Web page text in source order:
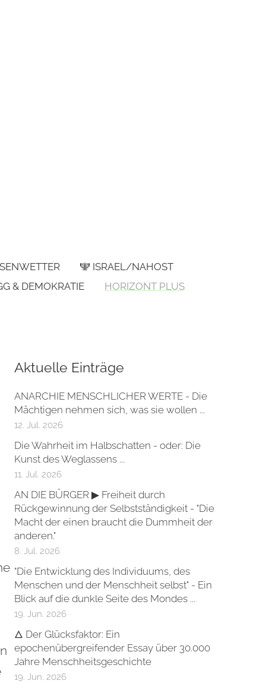
🕎 ISRAEL/NAHOST
& DEMOKRATIE
HORIZONT PLUS
Aktuelle Einträge
ANARCHIE MENSCHLICHER WERTE - Die
Mächtigen nehmen sich, was sie wollen ...
12. Jul. 2026
Die Wahrheit im Halbschatten - oder: Die
Kunst des Weglassens ...
11. Jul. 2026
AN DIE BÜRGER ▶ Freiheit durch
Rückgewinnung der Selbstständigkeit - "Die
Macht der einen braucht die Dummheit der
anderen."
8. Jul. 2026
"Die Entwicklung des Individuums, des
Menschen und der Menschheit selbst" - Ein
Blick auf die dunkle Seite des Mondes ...
19. Jun. 2026
🜂 Der Glücksfaktor: Ein
epochenübergreifender Essay über 30.000
Jahre Menschheitsgeschichte
19. Jun. 2026